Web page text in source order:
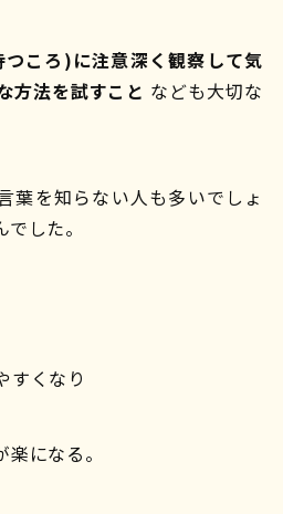
ころ)に注意深く観察して気
方法を試すこと なども大切な
葉を知らない人も多いでしょ
した。
すくなり
になる。